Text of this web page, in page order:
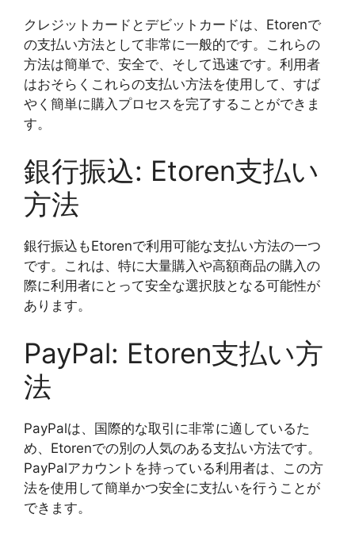
クレジットカードとデビットカードは、Etorenで
の支払い方法として非常に一般的です。これらの
方法は簡単で、安全で、そして迅速です。利用者
はおそらくこれらの支払い方法を使用して、すば
やく簡単に購入プロセスを完了することができま
す。
銀行振込: Etoren支払い
方法
銀行振込もEtorenで利用可能な支払い方法の一つ
です。これは、特に大量購入や高額商品の購入の
際に利用者にとって安全な選択肢となる可能性が
あります。
PayPal: Etoren支払い方
法
PayPalは、国際的な取引に非常に適しているた
め、Etorenでの別の人気のある支払い方法です。
PayPalアカウントを持っている利用者は、この方
法を使用して簡単かつ安全に支払いを行うことが
できます。